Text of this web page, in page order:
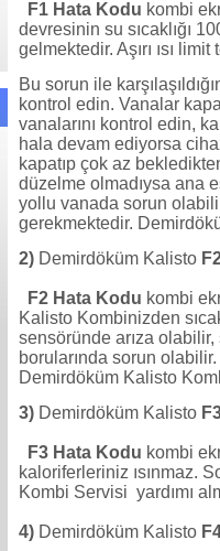
F1 Hata Kodu kombi
devresinin su sıcaklığı
gelmektedir. Aşırı ısı
Bu sorun ile
kontrol edin. Vanalar
vanalarını kontrol edin,
hala devam ediyorsa
kapatıp çok az
düzelme olmadıysa ana
yollu vanada sorun
gerekmektedir.
2) Demirdöküm Kalisto
F2 Hata Kodu kombi
Kalisto Kombinizden
sensöründe arıza olabilir,
borularında sorun
Demirdöküm Kalisto
3) Demirdöküm Kalisto
F3 Hata Kodu kombi
kaloriferleriniz ısınmaz.
Kombi Servisi yardımı
4) Demirdöküm Kalisto